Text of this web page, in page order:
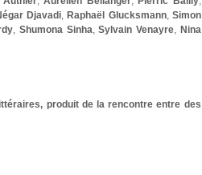
Djavadi ,Raphaël Glucksmann, Simon
,Shumona Sinha ,Sylvain Venayre Nina
produit de la rencontre entre des